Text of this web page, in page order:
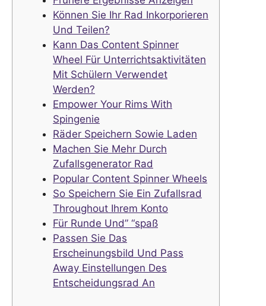
Können Sie Ihr Rad Inkorporieren
Und Teilen?
Kann Das Content Spinner
Wheel Für Unterrichtsaktivitäten
Mit Schülern Verwendet
Werden?
Empower Your Rims With
Spingenie
Räder Speichern Sowie Laden
Machen Sie Mehr Durch
Zufallsgenerator Rad
Popular Content Spinner Wheels
So Speichern Sie Ein Zufallsrad
Throughout Ihrem Konto
Für Runde Und” “spaß
Passen Sie Das
Erscheinungsbild Und Pass
Away Einstellungen Des
Entscheidungsrad An